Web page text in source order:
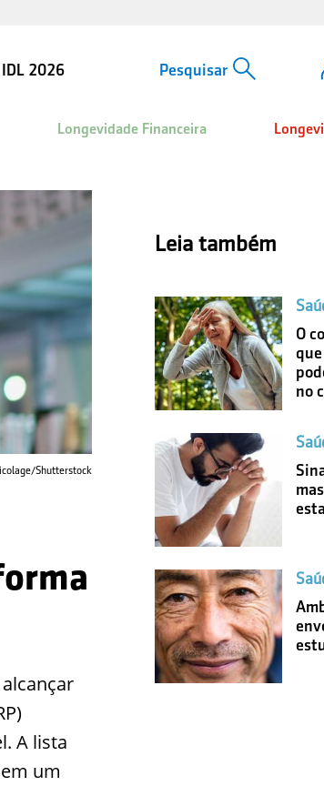
IDL 2026
Longevidade Financeira
Shutterstock
A lista
um
Leia também
O
no